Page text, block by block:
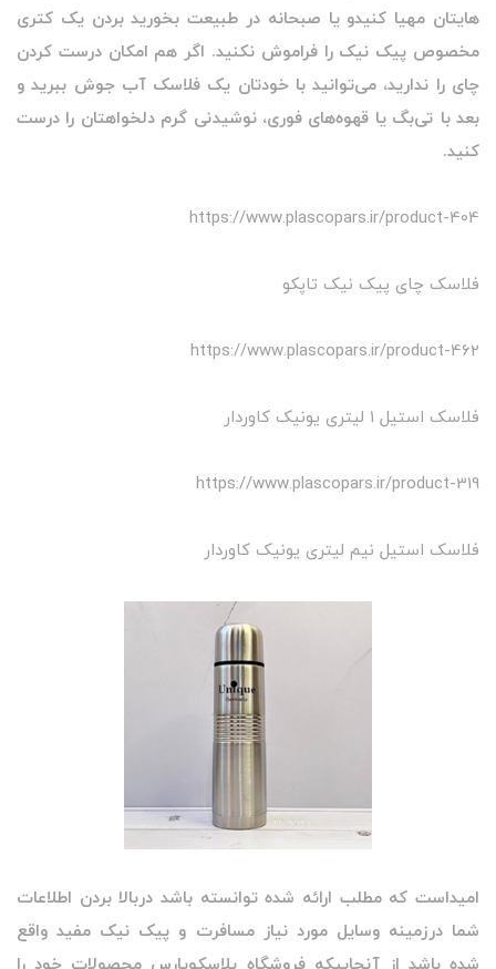
هایتان مهیا کنیدو یا صبحانه در طبیعت بخورید بردن یک کتری
مخصوص پیک نیک را فراموش نکنید. اگر هم امکان درست کردن
چای را ندارید، می‌توانید با خودتان یک فلاسک آب جوش ببرید و
بعد با تی‌بگ یا قهوه‌های فوری، نوشیدنی گرم دلخواهتان را درست
کنید.
https://www.plascopars.ir/product-404
فلاسک چای پیک نیک تاپکو
https://www.plascopars.ir/product-462
فلاسک استیل 1 لیتری یونیک کاوردار
https://www.plascopars.ir/product-319
فلاسک استیل نیم لیتری یونیک کاوردار
امیداست که مطلب ارائه شده توانسته باشد دربالا بردن اطلاعات
شما درزمینه وسایل مورد نیاز مسافرت و پیک نیک مفید واقع